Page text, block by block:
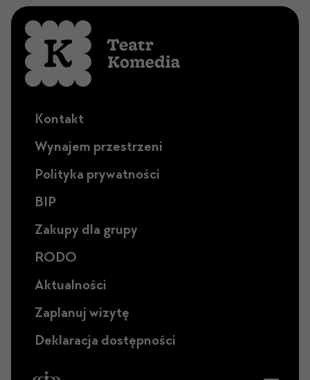
Kontakt
Wynajem przestrzeni
Polityka prywatności
BIP
Zakupy dla grupy
RODO
Aktualności
Zaplanuj wizytę
Deklaracja dostępności